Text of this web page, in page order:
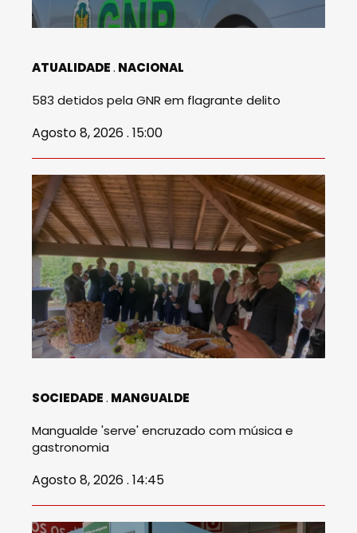
ATUALIDADE NACIONAL
583 detidos pela GNR em flagrante delito
Agosto 8, 2026 . 15:00
SOCIEDADE MANGUALDE
Mangualde 'serve' encruzado com música e
gastronomia
Agosto 8, 2026 . 14:45